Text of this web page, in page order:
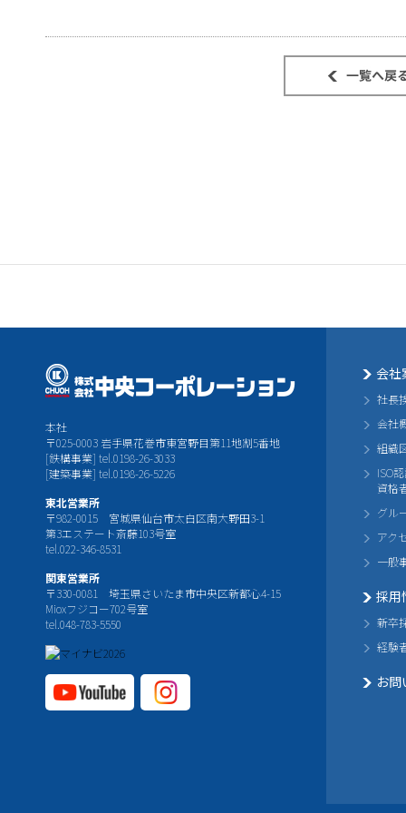
本社
〒025-0003 岩手県花巻市東宮野目第11地割5番地
[鉄構事業] tel.0198-26-3033
[建築事業] tel.0198-26-5226
東北営業所
〒982-0015 宮城県仙台市太白区南大野田3-1
第3エステート斎藤103号室
tel.022-346-8531
関東営業所
〒330-0081 埼玉県さいたま市中央区新都心4-15
Mioxフジコー702号室
tel.048-783-5550
会社
社長
会社
組織
ISO
資格
グル
アク
一般
採用
新卒
経験
お